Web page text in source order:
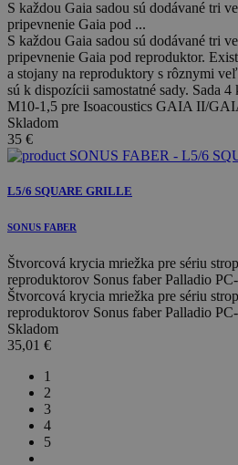
S každou Gaia sadou sú dodávané tri
pripevnenie Gaia pod ...
S každou Gaia sadou sú dodávané tri
pripevnenie Gaia pod reproduktor.
a stojany na reproduktory s rôznymi
sú k dispozícii samostatné sady. Sada
M10-1,5 pre Isoacoustics GAIA II/
Skladom
35 €
L5/6 SQUARE GRILLE
SONUS FABER
Štvorcová krycia mriežka pre sériu
reproduktorov Sonus faber Palladio
Štvorcová krycia mriežka pre sériu
reproduktorov Sonus faber Palladio
Skladom
35,01 €
1
2
3
4
5